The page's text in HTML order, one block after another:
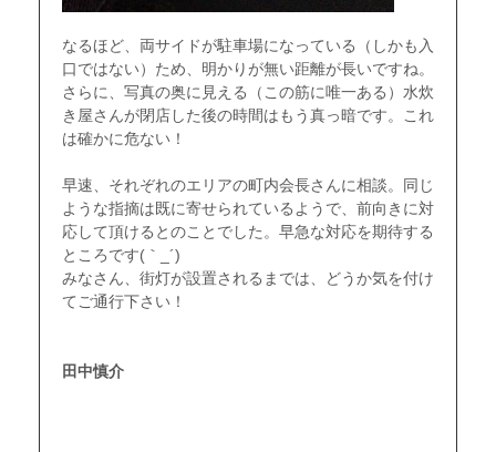
なるほど、両サイドが駐車場になっている（しかも入
口ではない）ため、明かりが無い距離が長いですね。
さらに、写真の奥に見える（この筋に唯一ある）水炊
き屋さんが閉店した後の時間はもう真っ暗です。これ
は確かに危ない！
早速、それぞれのエリアの町内会長さんに相談。同じ
ような指摘は既に寄せられているようで、前向きに対
応して頂けるとのことでした。早急な対応を期待する
ところです(｀_´)ゞ
みなさん、街灯が設置されるまでは、どうか気を付け
てご通行下さい！
田中慎介